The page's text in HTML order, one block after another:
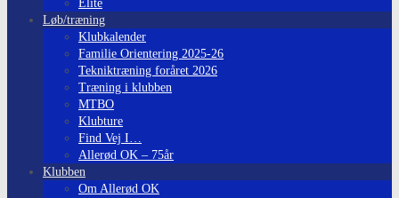
Elite
Løb/træning
Klubkalender
Familie Orientering 2025-26
Tekniktræning foråret 2026
Træning i klubben
MTBO
Klubture
Find Vej I…
Allerød OK – 75år
Klubben
Om Allerød OK